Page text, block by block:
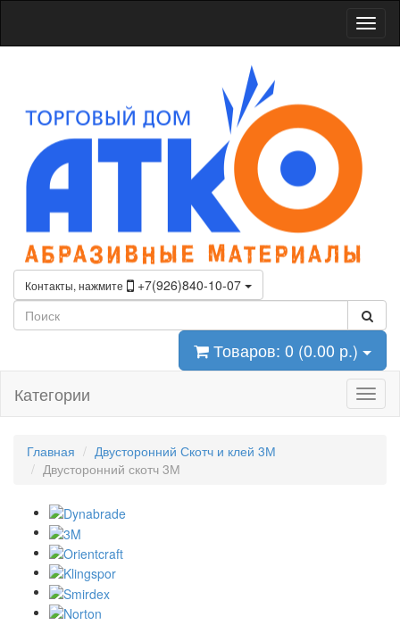
Контакты, нажмите +7(926)840-10-07
Товаров: 0 (0.00 р.)
Категории
Главная
Двусторонний Скотч и клей 3М
Двусторонний скотч 3М